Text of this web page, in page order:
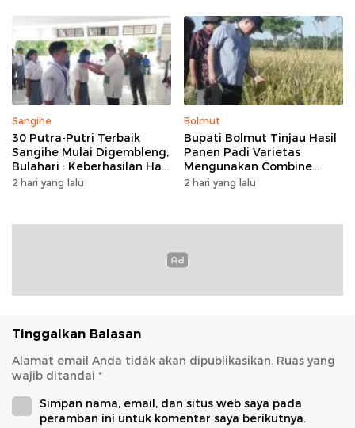
Kelapa
Sangihe
30 Putra-Putri Terbaik
Sangihe Mulai Digembleng,
Bulahari : Keberhasilan Hari
Ini Bukan Garis Akhir Tapi
2 hari yang lalu
Bolmut
Bupati Bolmut Tinjau Hasil
Panen Padi Varietas
Mengunakan Combine
Harvester
2 hari yang lalu
Tinggalkan Balasan
Alamat email Anda tidak akan dipublikasikan. Ruas yang
wajib ditandai *
Simpan nama, email, dan situs web saya pada
peramban ini untuk komentar saya berikutnya.